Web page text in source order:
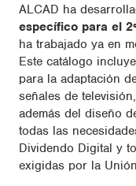
ALCAD ha
específico para el
ha trabajado ya en
Este catálogo
para la adaptación
señales de
además del diseño
todas las
Dividendo Digital y
exigidas por la